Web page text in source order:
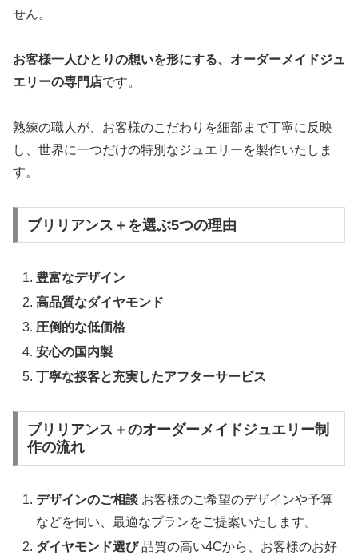
せん。
お客様一人ひとりの想いを形にする、オーダーメイドジュ
エリーの専門店です。
熟練の職人が、お客様のこだわりを細部まで丁寧に反映
し、世界に一つだけの特別なジュエリーを製作いたしま
す。
ブリリアンス＋を選ぶ5つの理由
豊富なデザイン
高品質なダイヤモンド
圧倒的な低価格
安心の国内製
丁寧な接客と充実したアフターサービス
ブリリアンス＋のオーダーメイドジュエリー制
作の流れ
デザインのご相談 お客様のご希望のデザインや予算
などを伺い、最適なプランをご提案いたします。
ダイヤモンド選び品質の高い4Cから、お客様のお好